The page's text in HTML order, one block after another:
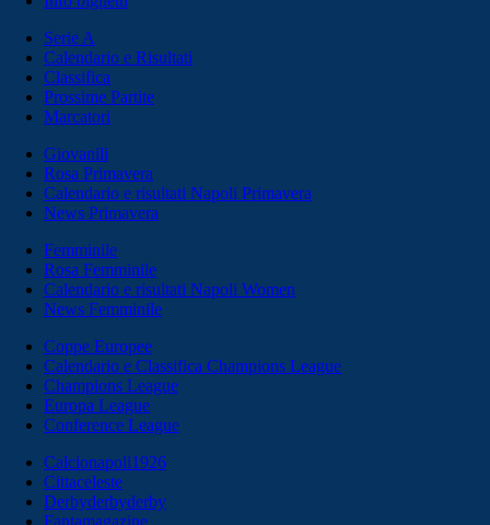
Serie A
Calendario e Risultati
Classifica
Prossime Partite
Marcatori
Giovanili
Rosa Primavera
Calendario e risultati Napoli Primavera
News Primavera
Femminile
Rosa Femminile
Calendario e risultati Napoli Women
News Femminile
Coppe Europee
Calendario e Classifica Champions League
Champions League
Europa League
Conference League
Calcionapoli1926
Cittaceleste
Derbyderbyderby